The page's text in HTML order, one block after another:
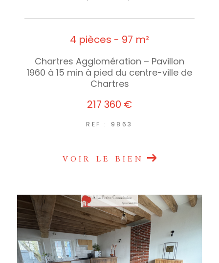
4 pièces - 97 m²
Chartres Agglomération – Pavillon
1960 à 15 min à pied du centre-ville de
Chartres
217 360 €
REF : 9863
VOIR LE BIEN